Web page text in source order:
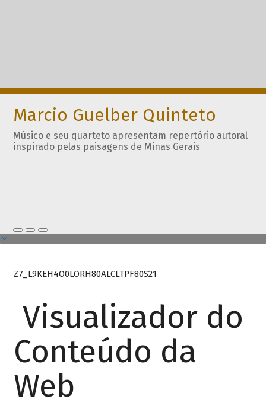
Marcio Guelber Quinteto
Músico e seu quarteto apresentam repertório autoral
inspirado pelas paisagens de Minas Gerais
Z7_L9KEH4O0LORH80ALCLTPF80S21
Visualizador do
Conteúdo da
Web